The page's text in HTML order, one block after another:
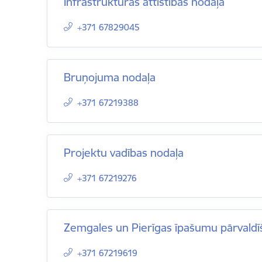
+371 67829045
Bruņojuma nodaļa
+371 67219388
Projektu vadības nodaļa
+371 67219276
Zemgales un Pierīgas īpašumu
+371 67219619